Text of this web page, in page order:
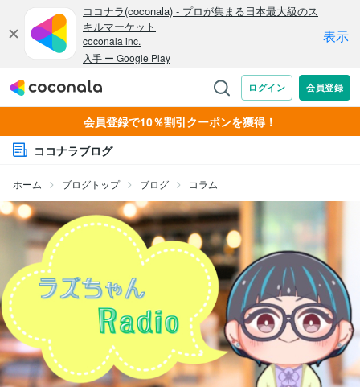
会員登録で10％割引クーポンを獲得！
ココナラブログ
ホーム ブログトップ ブログ コラム